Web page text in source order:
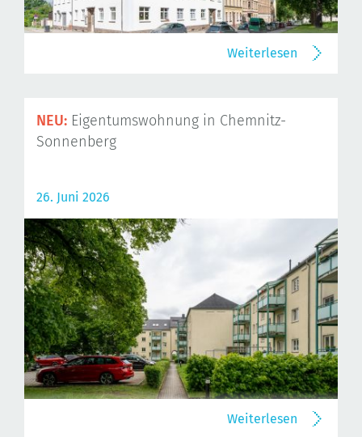
Weiterlesen
NEU: Eigentumswohnung in Chemnitz-
Sonnenberg
26. Juni 2026
Weiterlesen